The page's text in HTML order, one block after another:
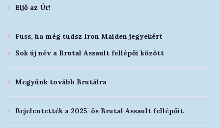
Eljő az Úr!
Fuss, ha még tudsz Iron Maiden jegyekért
Sok új név a Brutal Assault fellépői között
Megyünk tovább Brutálra
Bejelentették a 2025-ös Brutal Assault fellépőit